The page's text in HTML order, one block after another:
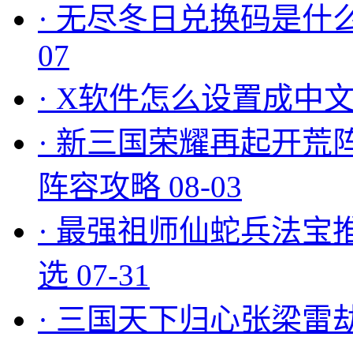
· 无尽冬日兑换码是什
07
· X软件怎么设置成中
· 新三国荣耀再起开荒
阵容攻略 08-03
· 最强祖师仙蛇兵法宝
选 07-31
· 三国天下归心张梁雷